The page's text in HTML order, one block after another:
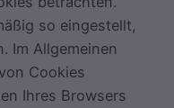
so eingestellt,
Im Allgemeinen
Cookies
Ihres Browsers